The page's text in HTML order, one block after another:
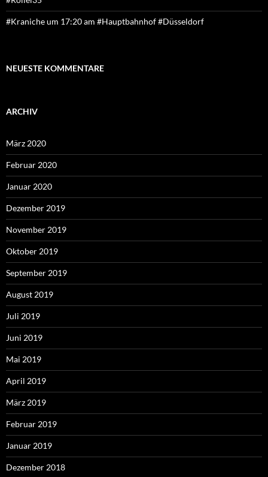
#Kraniche um 17:20 am #Hauptbahnhof #Düsseldorf
NEUESTE KOMMENTARE
ARCHIV
März 2020
Februar 2020
Januar 2020
Dezember 2019
November 2019
Oktober 2019
September 2019
August 2019
Juli 2019
Juni 2019
Mai 2019
April 2019
März 2019
Februar 2019
Januar 2019
Dezember 2018